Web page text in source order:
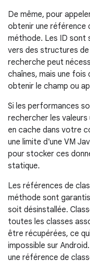
De même, pour
obtenir une référence
méthode. Les ID sont
vers des structures
recherche peut
chaînes, mais une fois
obtenir le champ ou
Si les performances
rechercher les
en cache dans votre
une limite d'une VM
pour stocker ces
statique.
Les références de
méthode sont
soit désinstallée.
toutes les classes
être récupérées, ce
impossible sur
une référence de